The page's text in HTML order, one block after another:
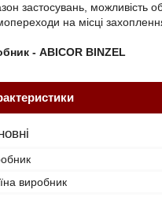
застосувань, можливість
на місці
- ABICOR BINZEL
виробник